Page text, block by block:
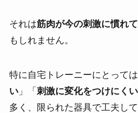
それは筋肉が今の刺激に慣れ
もしれません。
特に自宅トレーニーにとっては
い」「 刺激に変化をつけにくい
多く、限られた器具で工夫し